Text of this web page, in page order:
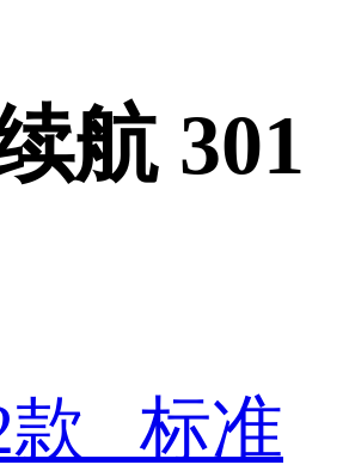
航 301
款 标准